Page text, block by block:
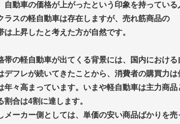
自動車の価格が上がったという印象を持ってい
ラスの軽自動車は存在しますが、売れ筋商品の
は上昇したと考えた方が自然です。
帯の軽自動車が出てくる背景には、国内における
デフレが続いてきたことから、消費者の購買力
年々高まっています。いまや軽自動車は主力商
割合は4割に達します。
メーカー側としては、単価の安い商品ばかりを